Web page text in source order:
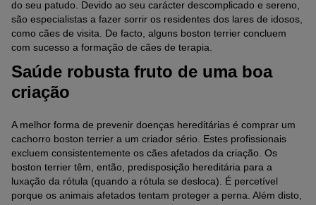
do seu patudo. Devido ao seu carácter descomplicado e sereno,
são especialistas a fazer sorrir os residentes dos lares de idosos,
como cães de visita. De facto, alguns boston terrier concluem
com sucesso a formação de cães de terapia.
Saúde robusta fruto de uma boa
criação
A melhor forma de prevenir doenças hereditárias é comprar um
cachorro boston terrier a um criador sério. Estes profissionais
excluem consistentemente os cães afetados da criação. Os
boston terrier têm, então, predisposição hereditária para a
luxação da rótula (quando a rótula se desloca). É percetível
porque os animais afetados tentam proteger a perna. Além disto,